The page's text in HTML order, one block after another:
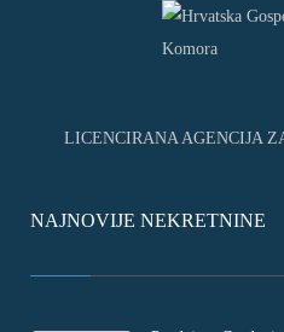
LICENCIRANA AGENCIJA
NAJNOVIJE NEKRETNINE